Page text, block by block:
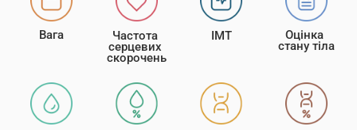
Вага Частота
серцевих
скорочень
ІМТ Оцінка
стану тіла